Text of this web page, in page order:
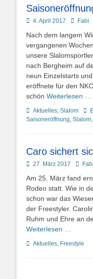
Posted
4. April 2017 AutorFabi
Nach dem langem
vergangenen
unsere
nach Bergheim auf
neun Einzelstarts
eröffnete für den
schön Weiterlesen …
Kategorien
Aktuelles, Slalom
Saisoneröffnung, Slalom,
Caro sichert
Posted
27. März 2017 AutorFabi
Am 25. März fand
Rodeo statt. Wie in
schon war das
der Freestyler.
Ruhm und Ehre an
Weiterlesen …
Kategorien
Aktuelles, Freestyle